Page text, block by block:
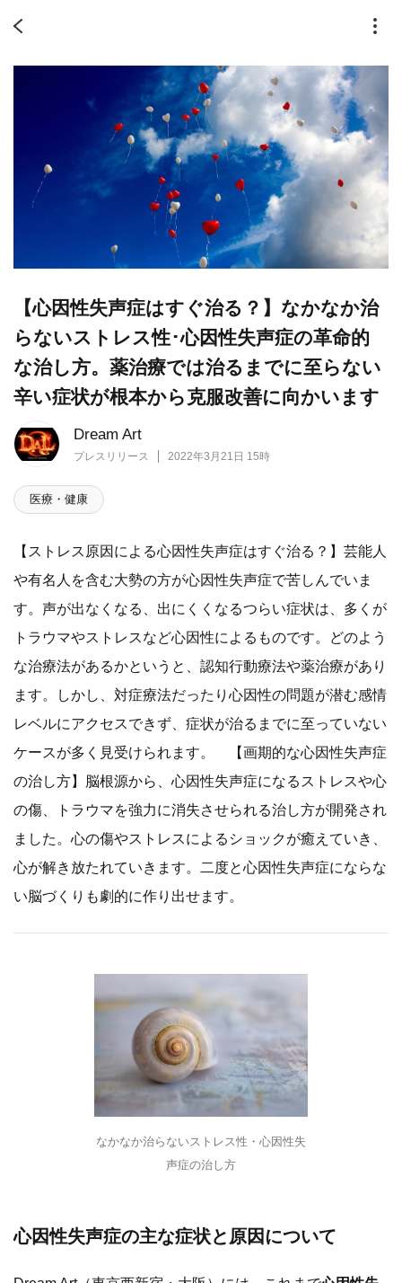
Dream Art
プレスリリース 2022年3月21日 15時
【心因性失声症はすぐ治る？】なかなか治
らないストレス性･心因性失声症の革命的
な治し方。薬治療では治るまでに至らない
辛い症状が根本から克服改善に向かいます
医療・健康
【ストレス原因による心因性失声症はすぐ治る？】芸能人
や有名人を含む大勢の方が心因性失声症で苦しんでいま
す。声が出なくなる、出にくくなるつらい症状は、多くが
トラウマやストレスなど心因性によるものです。どのよう
な治療法があるかというと、認知行動療法や薬治療があり
ます。しかし、対症療法だったり心因性の問題が潜む感情
レベルにアクセスできず、症状が治るまでに至っていない
ケースが多く見受けられます。 【画期的な心因性失声症
の治し方】脳根源から、心因性失声症になるストレスや心
の傷、トラウマを強力に消失させられる治し方が開発され
ました。心の傷やストレスによるショックが癒えていき、
心が解き放たれていきます。二度と心因性失声症にならな
い脳づくりも劇的に作り出せます。
なかなか治らないストレス性・心因性失
声症の治し方
心因性失声症の主な症状と原因について